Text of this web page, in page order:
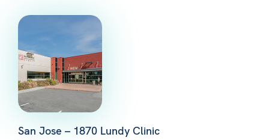
San Jose – 1870 Lundy Clinic